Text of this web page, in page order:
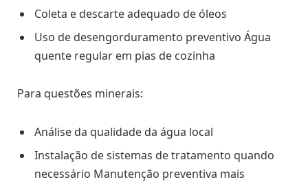
Coleta e descarte adequado de óleos
Uso de desengorduramento preventivo Água
quente regular em pias de cozinha
Para questões minerais:
Análise da qualidade da água local
Instalação de sistemas de tratamento quando
necessário Manutenção preventiva mais